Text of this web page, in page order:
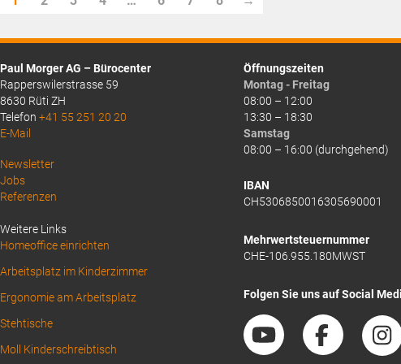
CHF73.65.
CHF69.80.
Paul Morger AG – Bürocenter
Rapperswilerstrasse 59
8630 Rüti ZH
Telefon +41 55 251 20 20
E-Mail
Above
Footer
Newsletter
Jobs
Referenzen
Weitere Links
Homeoffice einrichten
Arbeitsplatz im Kinderzimmer
Ergonomie am Arbeitsplatz
Stehtische
Moll Kinderschreibtisch
Öffnungszeiten
Montag - Freitag
08:00 – 12:00
13:30 – 18:30
Samstag
08:00 – 16:00 (durchgehend)
IBAN
CH5306850016305690001
Mehrwertsteuernummer
CHE-106.955.180MWST
Folgen Sie uns auf Social